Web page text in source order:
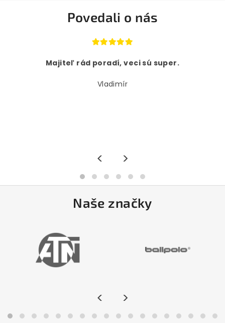
Povedali o nás
Majiteľ rád poradí, veci sú super.
Vladimír
< >
Naše značky
< >